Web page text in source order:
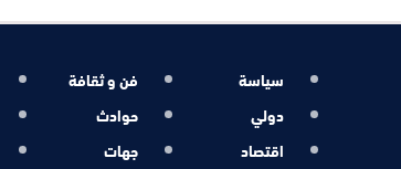
سياسة
دولي
اقتصاد
فن و ثقافة
حوادث
جهات